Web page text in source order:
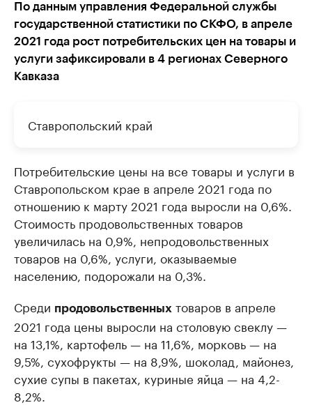
По данным управления Федеральной службы
государственной статистики по СКФО, в апреле
2021 года рост потребительских цен на товары и
услуги зафиксировали в 4 регионах Северного
Кавказа
Ставропольский край
Потребительские цены на все товары и услуги в
Ставропольском крае в апреле 2021 года по
отношению к марту 2021 года выросли на 0,6%.
Стоимость продовольственных товаров
увеличилась на 0,9%, непродовольственных
товаров на 0,6%, услуги, оказываемые
населению, подорожали на 0,3%.
Среди продовольственных товаров в апреле
2021 года цены выросли на столовую свеклу —
на 13,1%, картофель — на 11,6%, морковь — на
9,5%, сухофрукты — на 8,9%, шоколад, майонез,
сухие супы в пакетах, куриные яйца — на 4,2-
8,2%.